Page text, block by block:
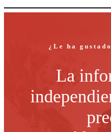
¿Le ha
La